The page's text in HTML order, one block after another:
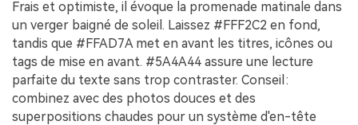
Frais et optimiste, il évoque la promenade matinale dans
un verger baigné de soleil. Laissez #FFF2C2 en fond,
tandis que #FFAD7A met en avant les titres, icônes ou
tags de mise en avant. #5A4A44 assure une lecture
parfaite du texte sans trop contraster. Conseil :
combinez avec des photos douces et des
superpositions chaudes pour un système d'en-tête